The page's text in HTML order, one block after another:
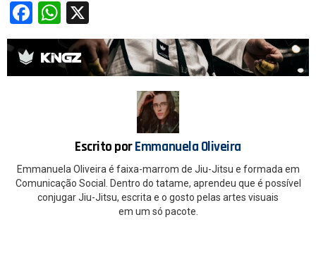
F
a
ce
b
W
h
at
s
Escrito porEmmanuela Oliveira
Emmanuela Oliveira é faixa-marrom de Jiu-Jitsu e formada em
Comunicação Social. Dentro do tatame, aprendeu que é possível
conjugar Jiu-Jitsu, escrita e o gosto pelas artes visuais
em um só pacote.